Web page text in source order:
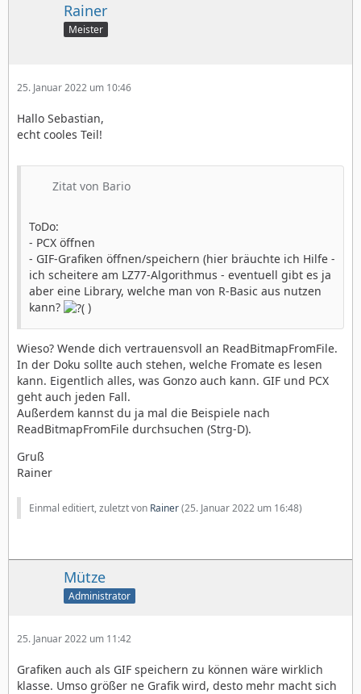
Rainer
Meister
25. Januar 2022 um 10:46
Hallo Sebastian,
echt cooles Teil!
Zitat von Bario
ToDo:
- PCX öffnen
- GIF-Grafiken öffnen/speichern (hier bräuchte ich Hilfe -
ich scheitere am LZ77-Algorithmus - eventuell gibt es ja
aber eine Library, welche man von R-Basic aus nutzen
kann?
)
Wieso? Wende dich vertrauensvoll an ReadBitmapFromFile.
In der Doku sollte auch stehen, welche Fromate es lesen
kann. Eigentlich alles, was Gonzo auch kann. GIF und PCX
geht auch jeden Fall.
Außerdem kannst du ja mal die Beispiele nach
ReadBitmapFromFile durchsuchen (Strg-D).
Gruß
Rainer
Einmal editiert, zuletzt von Rainer(25. Januar 2022 um 16:48)
Mütze
Administrator
25. Januar 2022 um 11:42
Grafiken auch als GIF speichern zu können wäre wirklich
klasse. Umso größer ne Grafik wird, desto mehr macht sich